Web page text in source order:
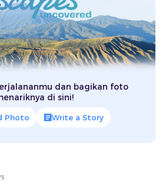
dan bagikan foto
di sini!
Photo Write a Story